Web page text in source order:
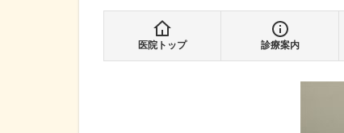
医院トップ 診療案内